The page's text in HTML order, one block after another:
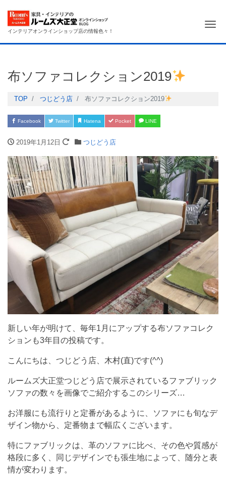
インテリアオンラインショップ店の情報色々！
布ソファコレクション2019
TOP つじどう店 布ソファコレクション2019
Facebook Twitter Hatena Pocket LINE
2019年1月12日 つじどう店
新しい年が明けて、毎年1月にアップする布ソファコレク
ションも3年目の投稿です。
こんにちは、つじどう店、木村(直)です(^^)
ルームズ大正堂つじどう店で展示されているファブリック
ソファの数々を画像でご紹介するこのシリーズ…
お洋服にも流行りと定番があるように、ソファにも旬なデ
ザイン物から、定番物まで幅広くございます。
特にファブリックは、革のソファに比べ、その色や質感が
格段に多く、同じデザインでも張生地によって、随分と表
情が変わります。